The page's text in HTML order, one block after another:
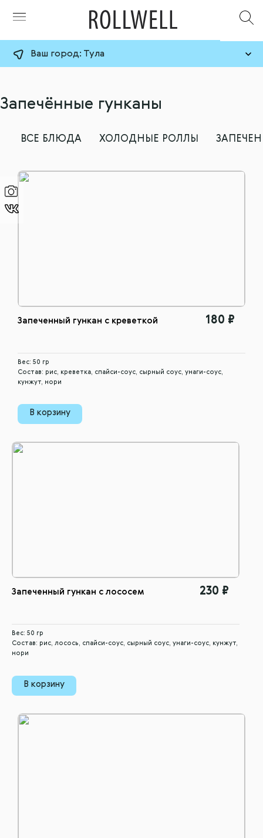
Ваш город: Тула
Запечённые гунканы
ВСЕ БЛЮДА ХОЛОДНЫЕ РОЛЛЫ
Запеченный гункан с креветкой 180 ₽
Вес: 50 гр
Состав: рис, креветка, спайси-соус, сырный соус, унаги-соус,
кунжут, нори
В корзину
Запеченный гункан с лососем 230 ₽
Вес: 50 гр
Состав: рис, лосось, спайси-соус, сырный соус, унаги-соус, кунжут,
нори
В корзину